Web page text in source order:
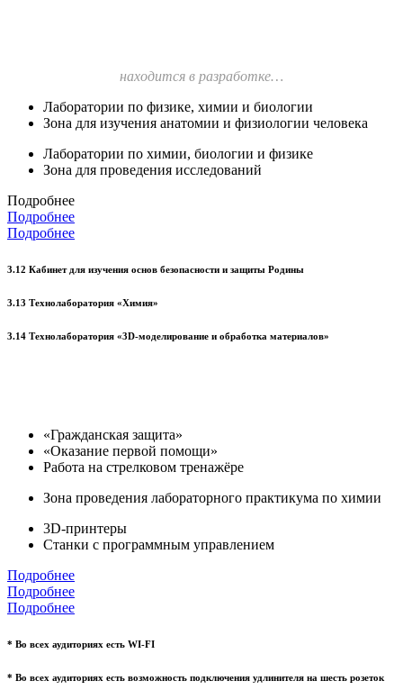
находится в разработке…
Лаборатории по физике, химии и биологии
Зона для изучения анатомии и физиологии человека
Лаборатории по химии, биологии и физике
Зона для проведения исследований
Подробнее
Подробнее
Подробнее
3.12 Кабинет для изучения основ безопасности и защиты Родины
3.13 Технолаборатория «Химия»
3.14 Технолаборатория «3D-моделирование и обработка материалов»
«Гражданская защита»
«Оказание первой помощи»
Работа на стрелковом тренажёре
Зона проведения лабораторного практикума по химии
3D-принтеры
Станки с программным управлением
Подробнее
Подробнее
Подробнее
* Во всех аудиториях есть WI-FI
* Во всех аудиториях есть возможность подключения удлинителя на шесть розеток